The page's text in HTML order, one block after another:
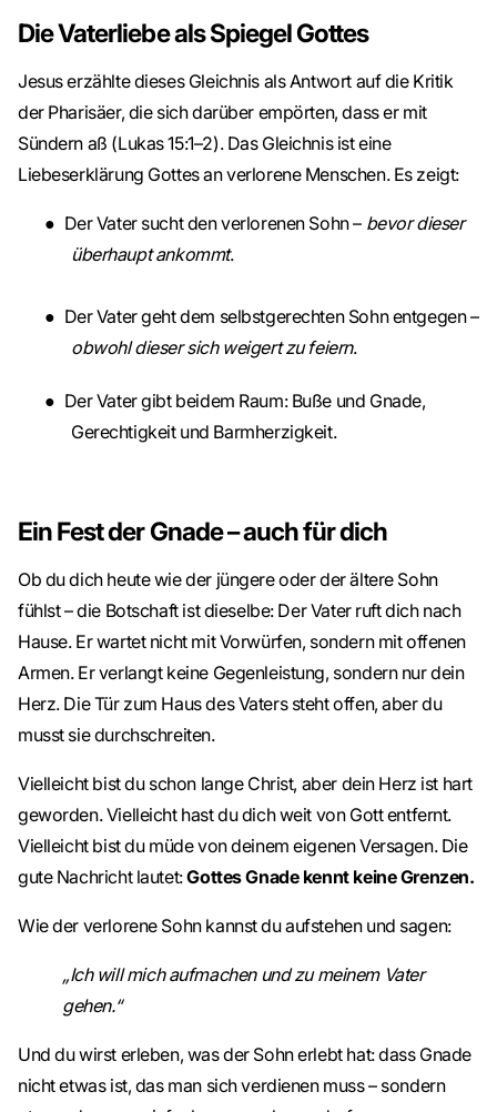
Die Vaterliebe als Spiegel Gottes
Jesus erzählte dieses Gleichnis als Antwort auf die Kritik
der Pharisäer, die sich darüber empörten, dass er mit
Sündern aß (Lukas 15:1–2). Das Gleichnis ist eine
Liebeserklärung Gottes an verlorene Menschen. Es zeigt:
● Der Vater sucht den verlorenen Sohn – bevor dieser
überhaupt ankommt.
● Der Vater geht dem selbstgerechten Sohn entgegen –
obwohl dieser sich weigert zu feiern.
● Der Vater gibt beidem Raum: Buße und Gnade,
Gerechtigkeit und Barmherzigkeit.
Ein Fest der Gnade – auch für dich
Ob du dich heute wie der jüngere oder der ältere Sohn
fühlst – die Botschaft ist dieselbe: Der Vater ruft dich nach
Hause. Er wartet nicht mit Vorwürfen, sondern mit offenen
Armen. Er verlangt keine Gegenleistung, sondern nur dein
Herz. Die Tür zum Haus des Vaters steht offen, aber du
musst sie durchschreiten.
Vielleicht bist du schon lange Christ, aber dein Herz ist hart
geworden. Vielleicht hast du dich weit von Gott entfernt.
Vielleicht bist du müde von deinem eigenen Versagen. Die
gute Nachricht lautet:Gottes Gnade kennt keine Grenzen.
Wie der verlorene Sohn kannst du aufstehen und sagen:
„Ich will mich aufmachen und zu meinem Vater
gehen.“
Und du wirst erleben, was der Sohn erlebt hat: dass Gnade
nicht etwas ist, das man sich verdienen muss – sondern